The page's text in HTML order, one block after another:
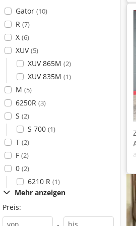
Gator (10)
R (7)
X (6)
XUV(5)
XUV 865M (2)
XUV 835M (1)
M (5)
6250R (3)
S (2)
S 700 (1)
T (2)
F (2)
0 (2)
6210 R (1)
Mehr anzeigen
Preis: